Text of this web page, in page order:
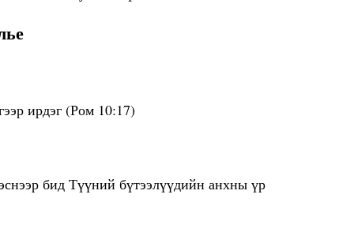
ирдэг (Ром 10:17)
бид Түүний бүтээлүүдийн анхны үр